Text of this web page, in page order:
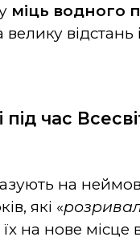
міць водного
велику відстань
під час
на
які «
на нове місце